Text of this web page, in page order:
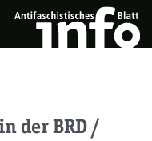
der BRD /